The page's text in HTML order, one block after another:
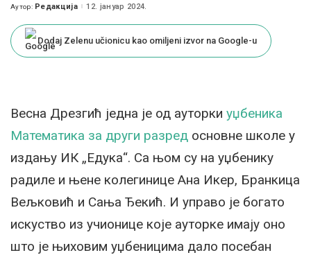
Posted
Аутор: Редакција 12. јануар 2024.
Dodaj Zelenu učionicu kao omiljeni izvor na Google-u
Весна Дрезгић једна је од ауторки уџбеника
Математика за други разред основне школе у
издању ИК „Едука“. Са њом су на уџбенику
радиле и њенe колегинице Ана Икер, Бранкица
Вељковић и Сања Ђекић. И управо је богато
искуство из учионице које ауторке имају оно
што је њиховим уџбеницима дало посебан